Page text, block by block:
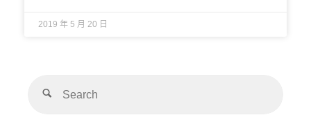
2019 年 5 月 20 日